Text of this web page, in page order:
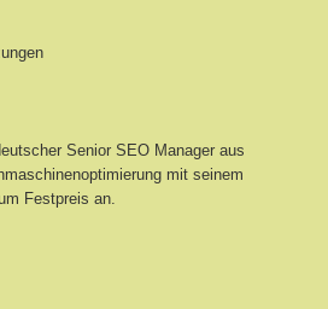
Senior SEO Manager aus
mit seinem
Festpreis an.